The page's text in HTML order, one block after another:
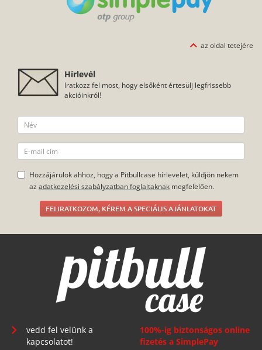
az oldal tetejére
Hírlevél
Iratkozz fel most, hogy elsőként értesülj legfrissebb
akcióinkról!
Hozzájárulok ahhoz, hogy a Pitbullcase hírlevelet, küldjön nekem
az adatkezelési szabályzatban foglaltaknak megfelelően.
FELIRATKOZOM, KÉREM A SPECIÁLIS AJÁNLATOKAT
vedd fel velünk a
kapcsolatot!
100%-ig biztonságos online
fizetés a SimplePay